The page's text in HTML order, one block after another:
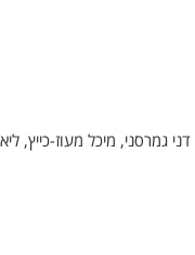
גמרסני, מיכל מעוז-כייץ,